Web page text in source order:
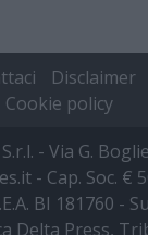
Disclaimer
Cookie policy
- Via G.
- Cap. Soc. €
BI 181760 -
Delta Press,